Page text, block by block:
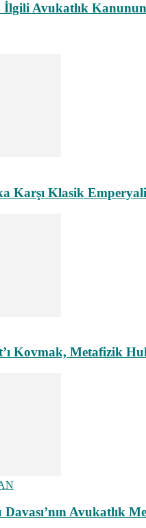
Avukatlık
Karşı Klasik
Kovmak, Metafizik
Avukatlık